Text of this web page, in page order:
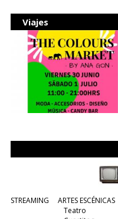
Viajes
STREAMING
ARTES ESCÉNICAS
Teatro